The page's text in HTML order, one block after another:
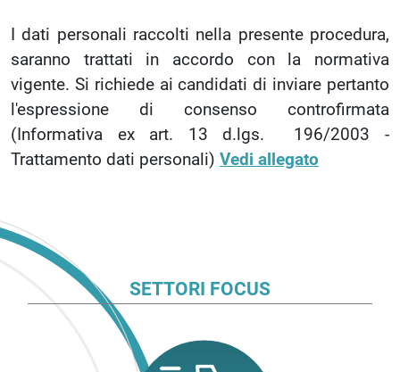
I dati personali raccolti nella presente procedura,
saranno trattati in accordo con la normativa
vigente. Si richiede ai candidati di inviare pertanto
l'espressione di consenso controfirmata
(Informativa ex art. 13 d.lgs. 196/2003 -
Trattamento dati personali) Vedi allegato
SETTORI FOCUS